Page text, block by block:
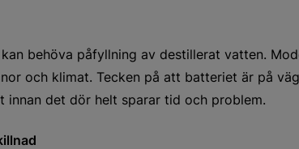
behöva påfyllning av destillerat vatten.
och klimat. Tecken på att batteriet är på
det dör helt sparar tid och problem.